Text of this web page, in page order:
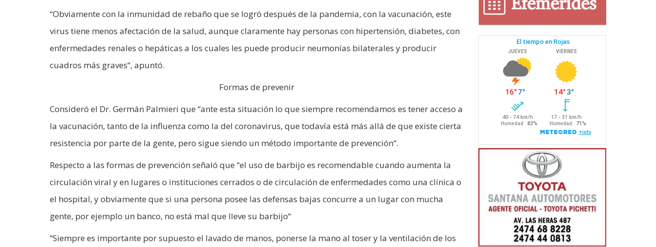
“Obviamente con la inmunidad de rebaño que se logró después de la pandemia, con la vacunación, este
virus tiene menos afectación de la salud, aunque claramente hay personas con hipertensión, diabetes, con
enfermedades renales o hepáticas a los cuales les puede producir neumonías bilaterales y producir
cuadros más graves“, apuntó.
Formas de prevenir
Consideró el Dr. Germán Palmieri que “ante esta situación lo que siempre recomendamos es tener acceso a
la vacunación, tanto de la influenza como la del coronavirus, que todavía está más allá de que existe cierta
resistencia por parte de la gente, pero sigue siendo un método importante de prevención“.
Respecto a las formas de prevención señaló que “el uso de barbijo es recomendable cuando aumenta la
circulación viral y en lugares o instituciones cerrados o de circulación de enfermedades como una clínica o
el hospital, y obviamente que si una persona posee las defensas bajas concurre a un lugar con mucha
gente, por ejemplo un banco, no está mal que lleve su barbijo“
“Siempre es importante por supuesto el lavado de manos, ponerse la mano al toser y la ventilación de los